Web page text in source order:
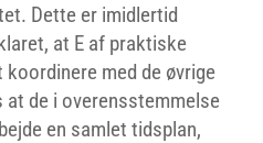
Dette er imidlertid
at E af praktiske
med de øvrige
at de i overensstemmelse
en samlet tidsplan,